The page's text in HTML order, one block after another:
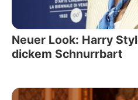
Neuer Look: Harry
dickem Schnurrbart